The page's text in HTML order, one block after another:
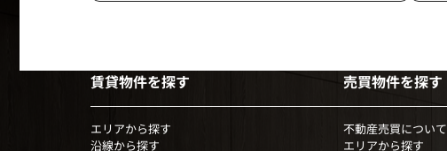
賃貸物件を探す
エリアから探す
沿線から探す
売買物件を探す
不動産売買について
エリアから探す